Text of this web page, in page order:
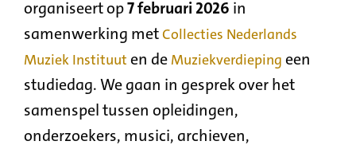
organiseert op7 februari 2026 in
samenwerking metCollecties Nederlands
Muziek Instituut en de Muziekverdieping een
studiedag. We gaan in gesprek over het
samenspel tussen opleidingen,
onderzoekers, musici, archieven,